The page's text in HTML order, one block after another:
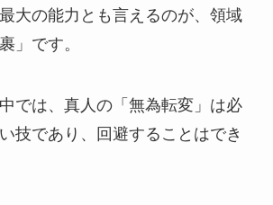
大の能力とも言えるのが、領域
」です。
では、真人の「無為転変」は必
技であり、回避することはでき